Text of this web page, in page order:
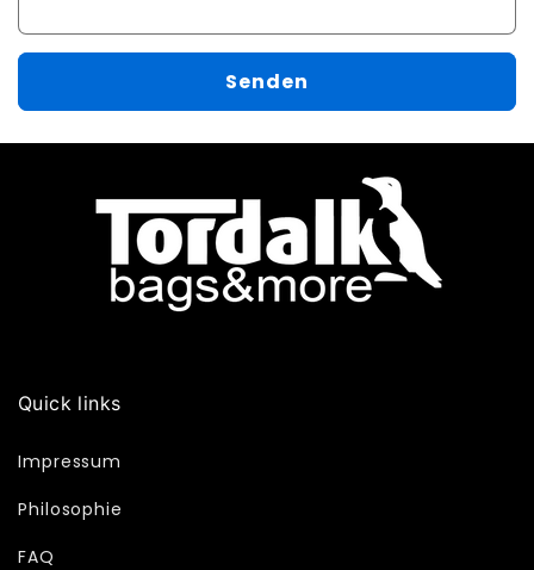
Senden
Quick links
Impressum
Philosophie
FAQ